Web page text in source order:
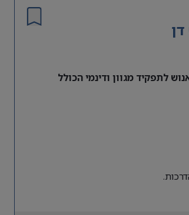
לתפקיד מגוון ודינמי הכולל